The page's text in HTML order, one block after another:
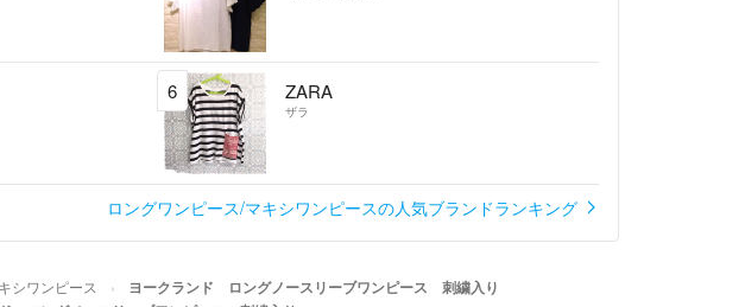
6 ZARA
ザラ
ロングワンピース/マキシワンピースの人気ブランドランキング
シワンピース ヨークランド ロングノースリーブワンピース 刺繍入り